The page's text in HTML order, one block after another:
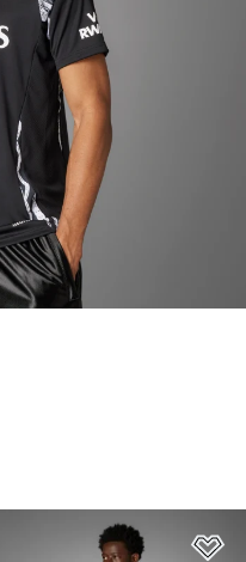
Listesine Ekle